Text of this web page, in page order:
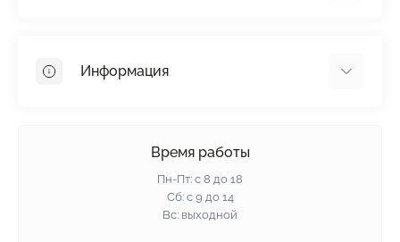
Пенопласт
Информация
Политика конфиденциальности
Время работы
Пн-Пт: с 8 до 18
Сб: с 9 до 14
Вс: выходной